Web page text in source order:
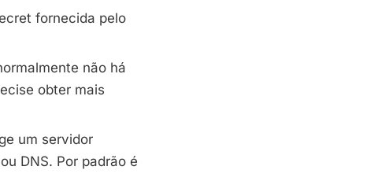
fornecida pelo
não há
obter mais
um servidor
DNS. Por padrão é